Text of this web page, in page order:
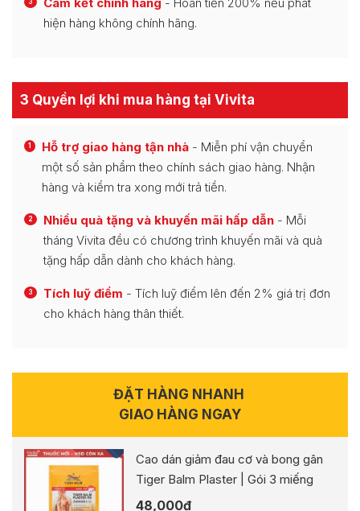
hiện hàng không chính hãng.
3 Quyền lợi khi mua hàng tại Vivita
1 Hỗ trợ giao hàng tận nhà - Miễn phí vận chuyển
một số sản phẩm theo chính sách giao hàng. Nhận
hàng và kiểm tra xong mới trả tiền.
2 Nhiều quà tặng và khuyến mãi hấp dẫn - Mỗi
tháng Vivita đều có chương trình khuyến mãi và quà
tặng hấp dẫn dành cho khách hàng.
3 Tích luỹ điểm - Tích luỹ điểm lên đến 2% giá trị đơn
cho khách hàng thân thiết.
ĐẶT HÀNG NHANH
GIAO HÀNG NGAY
Cao dán giảm đau cơ và bong gân
Tiger Balm Plaster | Gói 3 miếng
48,000₫